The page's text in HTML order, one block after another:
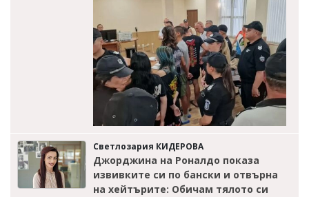
Светлозария КИДЕРОВА
Джорджина на Роналдо показа
извивките си по бански и отвърна
на хейтърите: Обичам тялото си